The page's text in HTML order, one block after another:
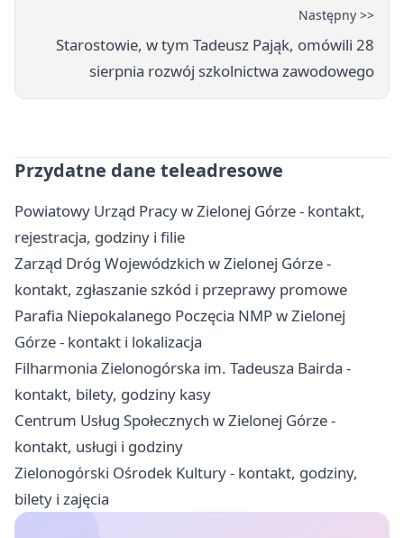
Następny >>
Starostowie, w tym Tadeusz Pająk, omówili 28
sierpnia rozwój szkolnictwa zawodowego
Przydatne dane teleadresowe
Powiatowy Urząd Pracy w Zielonej Górze - kontakt,
rejestracja, godziny i filie
Zarząd Dróg Wojewódzkich w Zielonej Górze -
kontakt, zgłaszanie szkód i przeprawy promowe
Parafia Niepokalanego Poczęcia NMP w Zielonej
Górze - kontakt i lokalizacja
Filharmonia Zielonogórska im. Tadeusza Bairda -
kontakt, bilety, godziny kasy
Centrum Usług Społecznych w Zielonej Górze -
kontakt, usługi i godziny
Zielonogórski Ośrodek Kultury - kontakt, godziny,
bilety i zajęcia